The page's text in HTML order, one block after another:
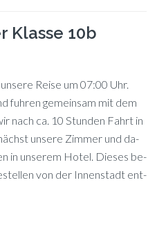
Klasse 10b
Rei­se um 07:00 Uhr.
fuh­ren ge­mein­sam mit dem
nach ca. 10 Stun­den Fahrt in
un­se­re Zim­mer und da­
in un­se­rem Ho­tel. Die­ses be­
von der In­nen­stadt ent­